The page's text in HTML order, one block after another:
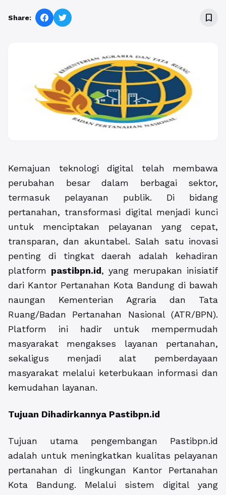
Share: bookmark_border
Kemajuan teknologi digital telah membawa
perubahan besar dalam berbagai sektor,
termasuk pelayanan publik. Di bidang
pertanahan, transformasi digital menjadi kunci
untuk menciptakan pelayanan yang cepat,
transparan, dan akuntabel. Salah satu inovasi
penting di tingkat daerah adalah kehadiran
platform pastibpn.id, yang merupakan inisiatif
dari Kantor Pertanahan Kota Bandung di bawah
naungan Kementerian Agraria dan Tata
Ruang/Badan Pertanahan Nasional (ATR/BPN).
Platform ini hadir untuk mempermudah
masyarakat mengakses layanan pertanahan,
sekaligus menjadi alat pemberdayaan
masyarakat melalui keterbukaan informasi dan
kemudahan layanan.
Tujuan Dihadirkannya Pastibpn.id
Tujuan utama pengembangan Pastibpn.id
adalah untuk meningkatkan kualitas pelayanan
pertanahan di lingkungan Kantor Pertanahan
Kota Bandung. Melalui sistem digital yang